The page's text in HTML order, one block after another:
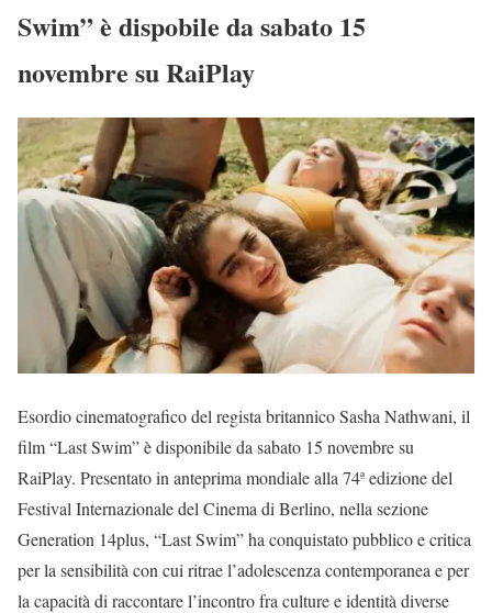
Swim” è dispobile da sabato 15
novembre su RaiPlay
Esordio cinematografico del regista britannico Sasha Nathwani, il
film “Last Swim” è disponibile da sabato 15 novembre su
RaiPlay. Presentato in anteprima mondiale alla 74ª edizione del
Festival Internazionale del Cinema di Berlino, nella sezione
Generation 14plus, “Last Swim” ha conquistato pubblico e critica
per la sensibilità con cui ritrae l’adolescenza contemporanea e per
la capacità di raccontare l’incontro fra culture e identità diverse